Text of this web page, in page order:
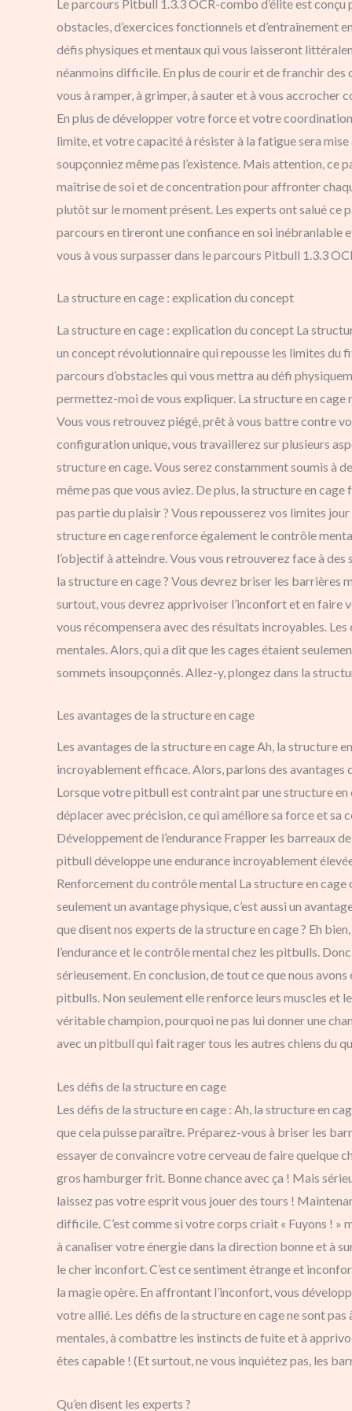
Le parcours Pitbull 1.3.3 OCR-combo d’élite est
obstacles, d’exercices fonctionnels et d’entraînement
défis physiques et mentaux qui vous laisseront
néanmoins difficile. En plus de courir et de franchir
vous à ramper, à grimper, à sauter et à vous accrocher
En plus de développer votre force et votre
limite, et votre capacité à résister à la fatigue sera
soupçonniez même pas l’existence. Mais attention, ce
maîtrise de soi et de concentration pour affronter
plutôt sur le moment présent. Les experts ont salué ce
parcours en tireront une confiance en soi inébranlable
vous à vous surpasser dans le parcours Pitbull 1.3.3
La structure en cage : explication du concept
La structure en cage : explication du concept La
un concept révolutionnaire qui repousse les limites du
parcours d’obstacles qui vous mettra au défi
permettez-moi de vous expliquer. La structure en
Vous vous retrouvez piégé, prêt à vous battre contre
configuration unique, vous travaillerez sur plusieurs
structure en cage. Vous serez constamment soumis à
même pas que vous aviez. De plus, la structure en
pas partie du plaisir ? Vous repousserez vos limites
structure en cage renforce également le contrôle
l’objectif à atteindre. Vous vous retrouverez face à
la structure en cage ? Vous devrez briser les barrières
surtout, vous devrez apprivoiser l’inconfort et en faire
vous récompensera avec des résultats incroyables.
mentales. Alors, qui a dit que les cages étaient
sommets insoupçonnés. Allez-y, plongez dans la
Les avantages de la structure en cage
Les avantages de la structure en cage Ah, la structure
incroyablement efficace. Alors, parlons des
Lorsque votre pitbull est contraint par une structure en
déplacer avec précision, ce qui améliore sa force et sa
Développement de l’endurance Frapper les barreaux
pitbull développe une endurance incroyablement
Renforcement du contrôle mental La structure en cage
seulement un avantage physique, c’est aussi un
que disent nos experts de la structure en cage ? Eh
l’endurance et le contrôle mental chez les pitbulls.
sérieusement. En conclusion, de tout ce que nous
pitbulls. Non seulement elle renforce leurs muscles et
véritable champion, pourquoi ne pas lui donner une
avec un pitbull qui fait rager tous les autres chiens du
Les défis de la structure en cage
Les défis de la structure en cage : Ah, la structure en
que cela puisse paraître. Préparez-vous à briser les
essayer de convaincre votre cerveau de faire quelque
gros hamburger frit. Bonne chance avec ça ! Mais
laissez pas votre esprit vous jouer des tours !
difficile. C’est comme si votre corps criait « Fuyons ! »
à canaliser votre énergie dans la direction bonne et à
le cher inconfort. C’est ce sentiment étrange et
la magie opère. En affrontant l’inconfort, vous
votre allié. Les défis de la structure en cage ne sont
mentales, à combattre les instincts de fuite et à
êtes capable ! (Et surtout, ne vous inquiétez pas, les
Qu’en disent les experts ?